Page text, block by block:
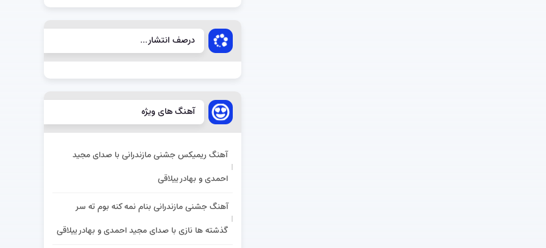
درصف انتشار...
آهنگ های ویژه
آهنگ ریمیکس جشنی مازندرانی با صدای مجید
احمدی و بهادر ییلاقی
آهنگ جشنی مازندرانی بنام نمه کنه بوم ته سر
گذشته ها نازی با صدای مجید احمدی و بهادر ییلاقی